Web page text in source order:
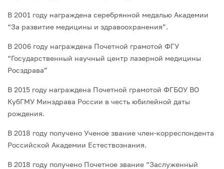
В 2001 году награждена серебрянной медалью Академии
“За развитие медицины и здравоохранения”.
В 2006 году награждена Почетной грамотой ФГУ
“Государственный научный центр лазерной медицины
Росздрава”
В 2015 году награждена Почетной грамотой ФГБОУ ВО
КубГМУ Минздрава России в честь юбилейной даты
рождения.
В 2018 году получено Ученое звание член-корреспондента
Российской Академии Естествознания.
В 2018 году получено Почетное звание “Заслуженный